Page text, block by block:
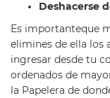
Deshacerse
Es importanteque
elimines de ella los
ingresar desde tu
ordenados de
la Papelera de